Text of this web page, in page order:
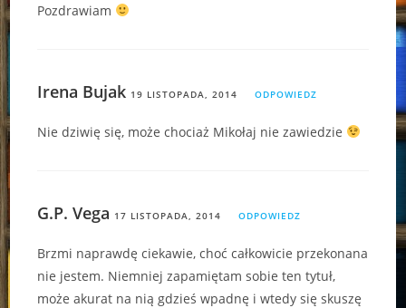
Pozdrawiam
Irena Bujak 19 LISTOPADA, 2014 ODPOWIEDZ
Nie dziwię się, może chociaż Mikołaj nie zawiedzie
G.P. Vega 17 LISTOPADA, 2014 ODPOWIEDZ
Brzmi naprawdę ciekawie, choć całkowicie przekonana
nie jestem. Niemniej zapamiętam sobie ten tytuł,
może akurat na nią gdzieś wpadnę i wtedy się skuszę